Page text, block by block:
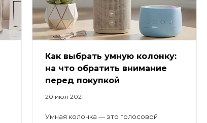
Как выбрать умную колонку:
на что обратить внимание
перед покупкой
20 июл 2021
Умная колонка — это голосовой